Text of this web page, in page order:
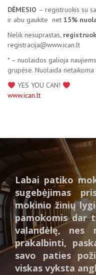
DĖMESIO – registruokis su
ir abu gaukite net 15%
Nelik nesuprastas,
registracija@www.ican.lt
* – nuolaidos galioja
grupėse. Nuolaida
YES YOU CAN!
www.ican.lt
Labai patiko
sugebėjimas
mokinio žinių
pamokomis dar
valandėlę, nes
prakalbinti,
savo paties
viskas vyksta